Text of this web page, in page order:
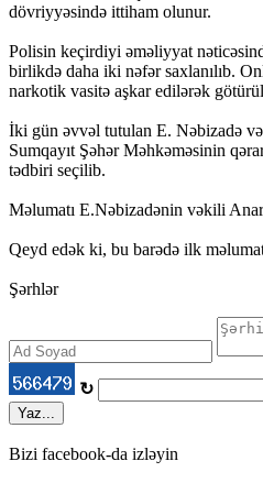
dövriyyəsində ittiham olunur.
Polisin keçirdiyi əməliyyat
birlikdə daha iki nəfər saxlanılıb.
narkotik vasitə aşkar edilərək
İki gün əvvəl tutulan E. Nəbizadə
Sumqayıt Şəhər Məhkəməsinin
tədbiri seçilib.
Məlumatı E.Nəbizadənin vəkili Anar
Qeyd edək ki, bu barədə ilk
Şərhlər
↻
Yaz...
Bizi facebook-da izləyin